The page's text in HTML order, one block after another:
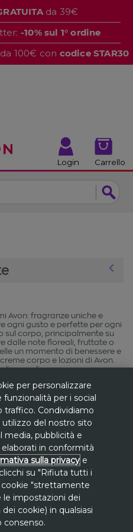
da 39€
-10% sul 1° ordine
100€ con codice STAR30
Login Carrello
Avon: fragranze uniche e
ogni gusto e perfette per ogni
sul corpo, principalmente su
dalle note floreali, fruttate o
un momento di benessere e
corpo e lozioni di Avon.
linea online.
alprezzo più basso
su www.avon.it, se
indicato.
San Lorenzo valida
sul sito avon.it.
a fronte di una
CHIUDI CHIUDI
per personalizzare
per i social
traffico. Condividiamo
del nostro sito
media, pubblicità e
in conformità
sulla privacy e
su "Rifiuta tutti i
cookie "strettamente
le impostazioni dei
cookie) in qualsiasi